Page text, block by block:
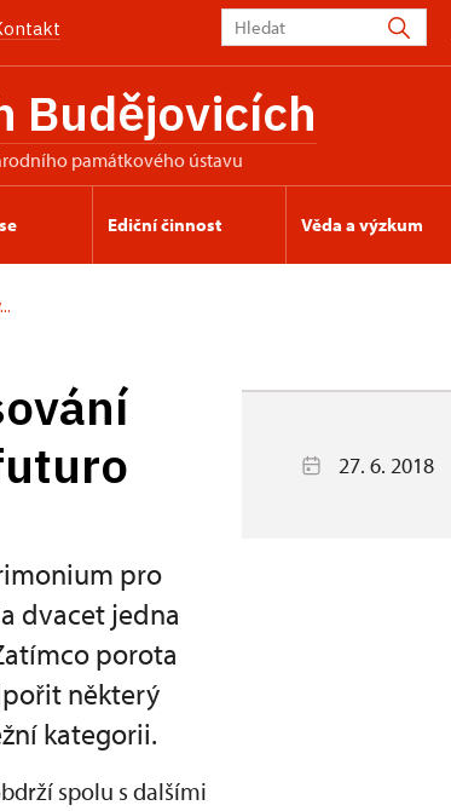
Budějovicích
památkového ústavu
Ediční činnost Věda a výzkum
pro
dvacet jedna
porota
některý
kategorii.
spolu s dalšími
27. 6. 2018